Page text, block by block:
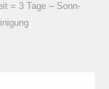
= 3 Tage – Sonn-